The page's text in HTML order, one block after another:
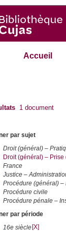
Accueil
1 document
par sujet
Droit (général) –
Droit (général) – Prise
France
Justice –
Procédure (général)
Procédure civile
Procédure pénale –
par période
16e siècle[X]